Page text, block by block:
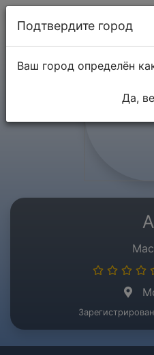
Подтвердите город
Ваш город определён
Да,